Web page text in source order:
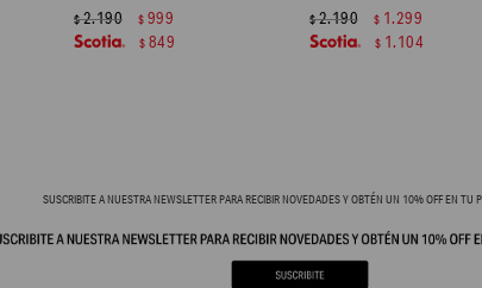
$2.190 $ 999
$ 849
$2.190 $ 1.299
$ 1.104
SUSCRIBITE A NUESTRA NEWSLETTER PARA RECIBIR NOVEDADES Y OBTÉN UN 10% OFF EN TU